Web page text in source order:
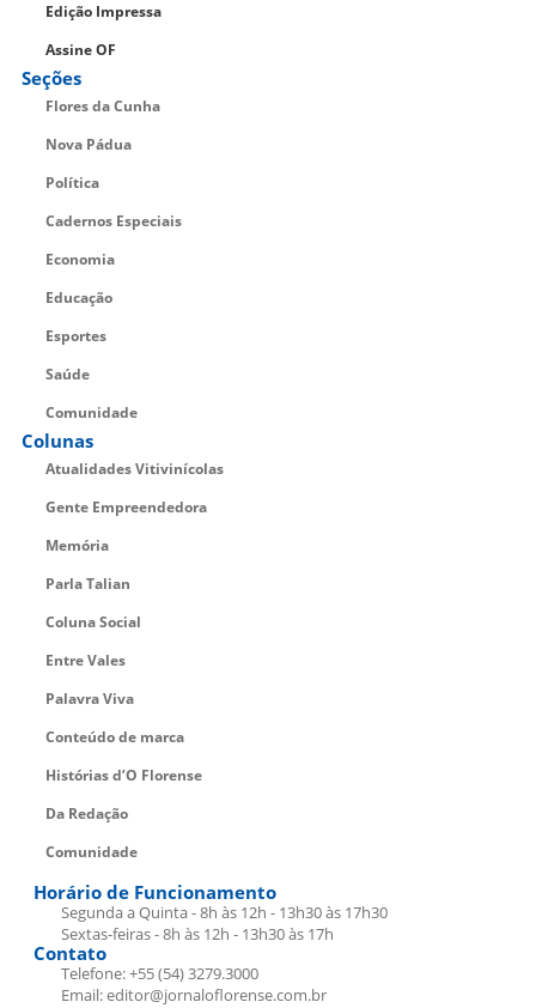
Edição Impressa
Assine OF
Seções
Flores da Cunha
Nova Pádua
Política
Cadernos Especiais
Economia
Educação
Esportes
Saúde
Comunidade
Colunas
Atualidades Vitivinícolas
Gente Empreendedora
Memória
Parla Talian
Coluna Social
Entre Vales
Palavra Viva
Conteúdo de marca
Histórias d’O Florense
Da Redação
Comunidade
Horário de Funcionamento
Segunda a Quinta - 8h às 12h - 13h30 às 17h30
Sextas-feiras - 8h às 12h - 13h30 às 17h
Contato
Telefone: +55 (54) 3279.3000
Email: editor@jornaloflorense.com.br